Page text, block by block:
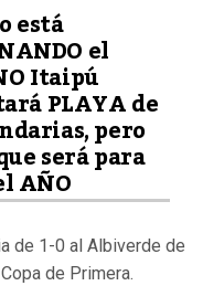
está
el
Itaipú
PLAYA de
pero
será para
AÑO
de 1-0 al Albiverde de
de Primera.